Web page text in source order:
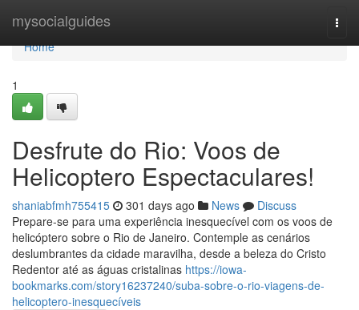
mysocialguides
Home
Home
1
Desfrute do Rio: Voos de
Helicoptero Espectaculares!
shaniabfmh755415 301 days ago News
Discuss
Prepare-se para uma experiência inesquecível com os voos de
helicóptero sobre o Rio de Janeiro. Contemple as cenários
deslumbrantes da cidade maravilha, desde a beleza do Cristo
Redentor até as águas cristalinas https://iowa-
bookmarks.com/story16237240/suba-sobre-o-rio-viagens-de-
helicoptero-inesquecíveis